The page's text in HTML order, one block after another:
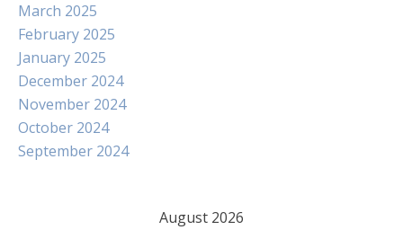
March 2025
February 2025
January 2025
December 2024
November 2024
October 2024
September 2024
August 2026